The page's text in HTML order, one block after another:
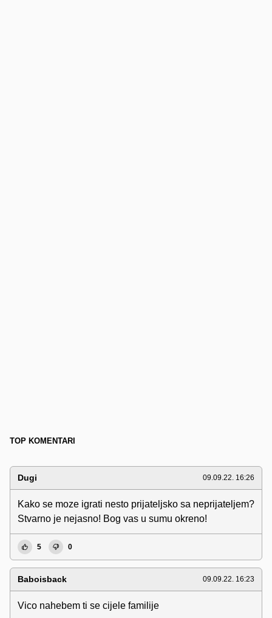
TOP KOMENTARI
Dugi 09.09.22. 16:26
Kako se moze igrati nesto prijateljsko sa neprijateljem?
Stvarno je nejasno! Bog vas u sumu okreno!
5 0
Baboisback 09.09.22. 16:23
Vico nahebem ti se cijele familije